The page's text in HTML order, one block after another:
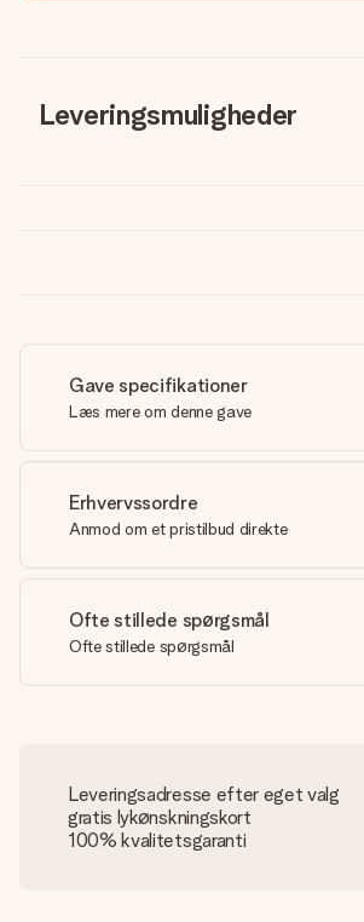
Leveringsmuligheder
Gave specifikationer
Læs mere om denne gave
Erhvervssordre
Anmod om et pristilbud direkte
Ofte stillede spørgsmål
Ofte stillede spørgsmål
Leveringsadresse efter eget valg
gratis lykønskningskort
100% kvalitetsgaranti